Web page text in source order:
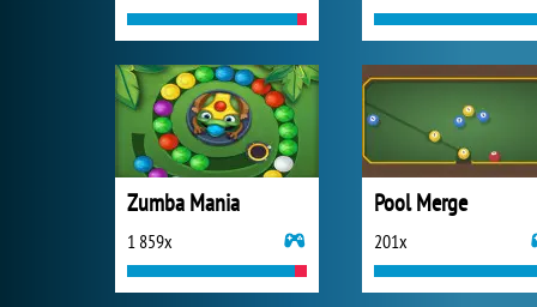
Zumba Mania
1 859x
Pool Merge
201x